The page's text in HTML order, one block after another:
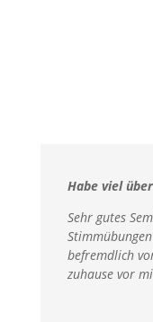
Habe viel
Sehr gutes
befremdlich
zuhause vor